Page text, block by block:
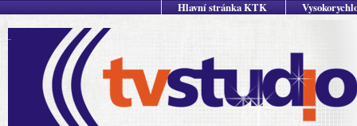
Hlavní stránka KTK